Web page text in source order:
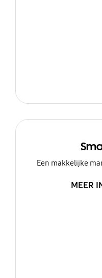
Een makkelijke
MEER